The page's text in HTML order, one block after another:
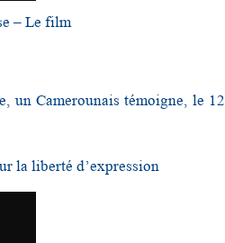
– Le film
un Camerounais témoigne, le 12
la liberté d’expression